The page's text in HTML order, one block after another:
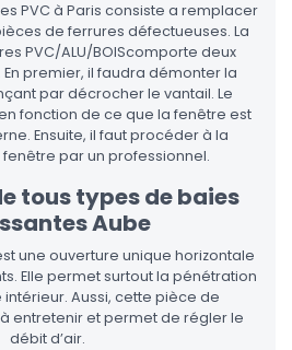
PVC à Paris consiste a remplacer
de ferrures défectueuses. La
PVC/ALU/BOIScomporte deux
premier, il faudra démonter la
par décrocher le vantail. Le
fonction de ce que la fenêtre est
Ensuite, il faut procéder à la
par un professionnel.
tous types de baies
Aube
une ouverture unique horizontale
Elle permet surtout la pénétration
intérieur. Aussi, cette pièce de
entretenir et permet de régler le
débit d’air.